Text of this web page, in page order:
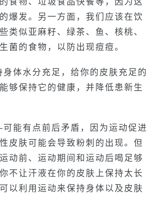
爆发。另一方面，我们应该在饮
类似亚麻籽、绿茶、鱼、核桃、
菌的食物，以防出现痘痘。
身体水分充足，给你的皮肤充足的
够保持它的健康，并降低患新生
能有点前后矛盾，因为运动促进
皮肤可能会导致粉刺的出现。但
动前、运动期间和运动后喝足够
不让汗液在你的皮肤上保持太长
以利用运动来保持身体以及皮肤